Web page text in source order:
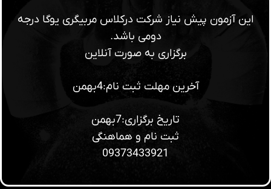
این آزمون پیش نیاز شرکت درکلاس مربیگری یوگا درجه
دومی باشد.
برگزاری به صورت آنلاین
آخرین مهلت ثبت نام:4بهمن
تاریخ برگزاری:7بهمن
ثبت نام و هماهنگی
09373433921